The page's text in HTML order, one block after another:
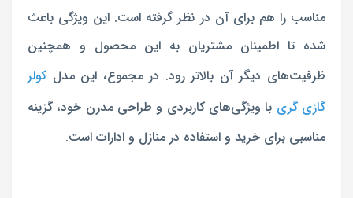
مناسب را هم برای آن در نظر گرفته است. این ویژگی باعث
شده تا اطمینان مشتریان به این محصول و همچنین
ظرفیت‌های دیگر آن بالاتر رود. در مجموع، این مدل کولر
گازی گری با ویژگی‌های کاربردی و طراحی مدرن خود، گزینه
مناسبی برای خرید و استفاده در منازل و ادارات است.